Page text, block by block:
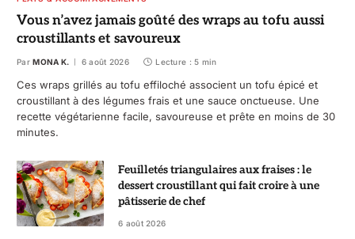
Vous n’avez jamais goûté des wraps au tofu aussi
croustillants et savoureux
Par MONA K. 6 août 2026 Lecture : 5 min
Ces wraps grillés au tofu effiloché associent un tofu épicé et
croustillant à des légumes frais et une sauce onctueuse. Une
recette végétarienne facile, savoureuse et prête en moins de 30
minutes.
Feuilletés triangulaires aux fraises : le
dessert croustillant qui fait croire à une
pâtisserie de chef
6 août 2026